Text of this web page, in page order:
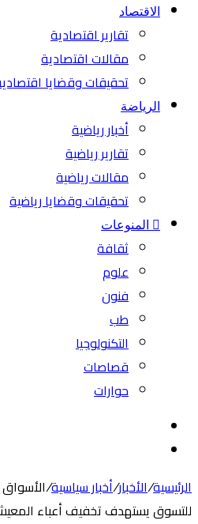
الاقتصاد
تقارير اقتصادية
مقالات اقتصادية
تحقيقات وقضايا
الرياضة
أخبار رياضية
تقارير رياضية
مقالات رياضية
تحقيقات وقضايا رياضية
المنوعات
ثقافة
علوم
فنون
طب
التكنولوجيا
قصاصات
حوارات
الرئيسية/الأخبار/أخبار سياسية/
للتسوق يستهدف تخفيف أعباء